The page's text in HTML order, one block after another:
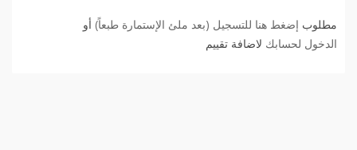
مطلوب إضغط هنا للتسجيل (بعد ملئ الإستمارة طبعاً) أو
الدخول لحسابك لاضافة تقييم